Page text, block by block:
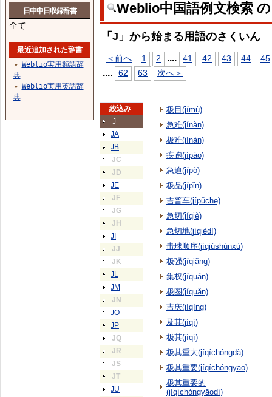
Weblio中国語例文検索
「J」から始まる用語のさくいん
＜前へ 1 2 .... 41 42 43 44 45
.... 62 63 次へ＞
絞込み
J
JA
JB
JC
JD
JE
JF
JG
JH
JI
JJ
JK
JL
JM
JN
JO
JP
JQ
JR
JS
JT
JU
极目(jímù)
急难(jínàn)
极难(jínàn)
疾跑(jípáo)
急迫(jípò)
极品(jípǐn)
吉普车(jípǔchē)
急切(jíqiè)
急切地(jíqièdì)
击球顺序(jíqiúshùnxù)
极强(jíqiǎng)
集权(jíquán)
极圈(jíquǎn)
吉庆(jíqìng)
及其(jíqí)
极其(jíqí)
极其重大(jíqíchóngdà)
极其重要(jíqíchóngyāo)
极其重要的
(jíqíchóngyāodí)
日中中日収録辞書
全て
最近追加された辞書
▼
Weblio実用類語辞
典
▼
Weblio実用英語辞
典